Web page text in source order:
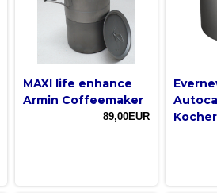
MAXI life enhance
Armin Coffeemaker
89,00EUR